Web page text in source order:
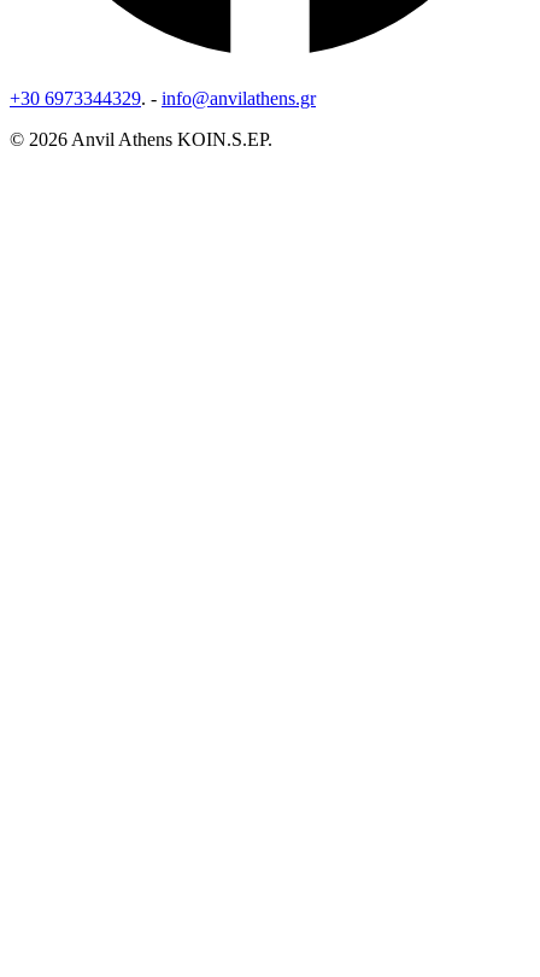
+30 6973344329. - info@anvilathens.gr
© 2026 Anvil Athens KOIN.S.EP.